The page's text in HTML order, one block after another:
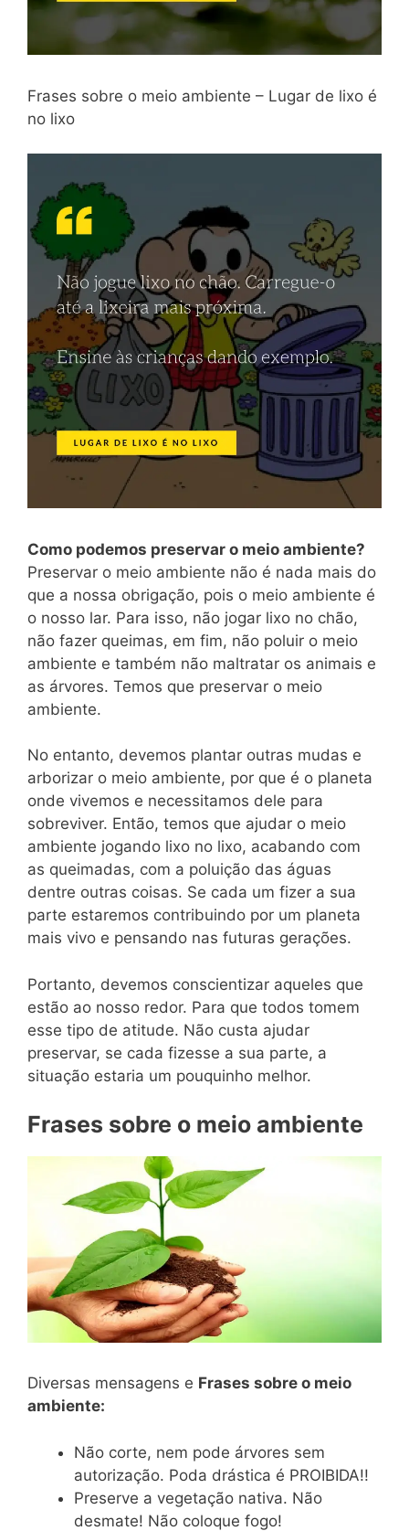
Frases sobre o meio ambiente – Lugar de lixo é
no lixo
Como podemos preservar o meio ambiente?
Preservar o meio ambiente não é nada mais do
que a nossa obrigação, pois o meio ambiente é
o nosso lar. Para isso, não jogar lixo no chão,
não fazer queimas, em fim, não poluir o meio
ambiente e também não maltratar os animais e
as árvores. Temos que preservar o meio
ambiente.
No entanto, devemos plantar outras mudas e
arborizar o meio ambiente, por que é o planeta
onde vivemos e necessitamos dele para
sobreviver. Então, temos que ajudar o meio
ambiente jogando lixo no lixo, acabando com
as queimadas, com a poluição das águas
dentre outras coisas. Se cada um fizer a sua
parte estaremos contribuindo por um planeta
mais vivo e pensando nas futuras gerações.
Portanto, devemos conscientizar aqueles que
estão ao nosso redor. Para que todos tomem
esse tipo de atitude. Não custa ajudar
preservar, se cada fizesse a sua parte, a
situação estaria um pouquinho melhor.
Frases sobre o meio ambiente
Diversas mensagens e Frases sobre o meio
ambiente:
Não corte, nem pode árvores sem
autorização. Poda drástica é PROIBIDA!!
Preserve a vegetação nativa. Não
desmate! Não coloque fogo!